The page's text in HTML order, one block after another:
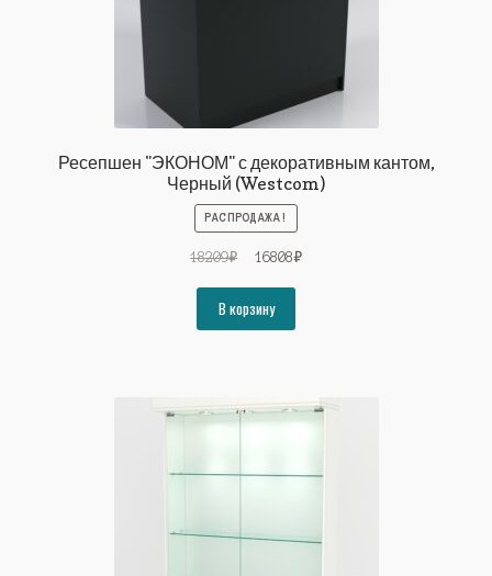
Ресепшен "ЭКОНОМ" с декоративным кантом,
Черный (Westcom)
РАСПРОДАЖА!
18209₽
Первоначальная
составляла
18209₽.
16808₽Текущая
В корзину